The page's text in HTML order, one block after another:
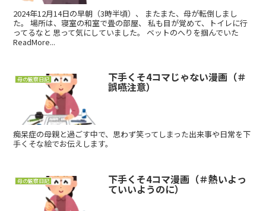
2024年12月14日の早朝（3時半頃）、 またまた、母が転倒しまし
た。 場所は、寝室の和室で畳の部屋、 私も目が覚めて、トイレに行
ってるなと 思って気にしていました。 ベットのへりを掴んでいた
ReadMore...
母の観察日記 下手くそ4コマじゃない漫画（＃
誤嚥注意）
痴呆症の母親と過ごす中で、思わず笑ってしまった出来事や日常を下
手くそな絵でお伝えします。
母の観察日記 下手くそ4コマ漫画（＃熱いよっ
ていいようのに）